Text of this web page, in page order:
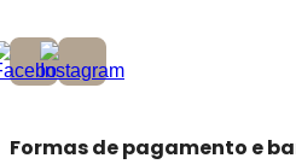
Formas de pagamento e